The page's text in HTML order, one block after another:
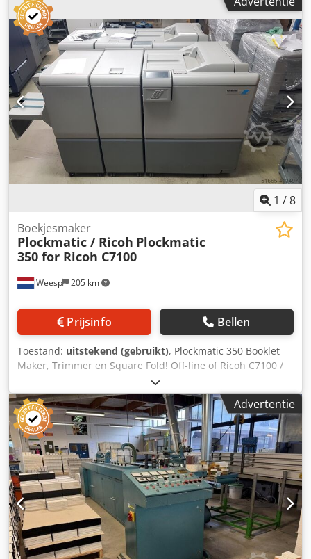
1 /8
Weesp 205 km
Boekjesmaker
Plockmatic / Ricoh Plockmatic
350 for Ricoh C7100
Prijsinfo Bellen
Toestand: uitstekend (gebruikt), Plockmatic 350 Booklet
Maker, Trimmer en Square Fold! Off-line of Ricoh C7100 /
C7200Ricoh Pro 8100 / 8200Ricoh C9100 / C9200. Csdpfod
Thb Iox Am Tsrf
Advertentie